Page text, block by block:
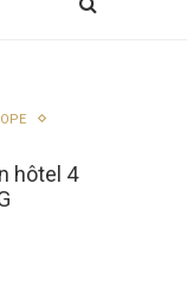
hôtel 4